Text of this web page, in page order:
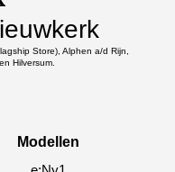
Store), Alphen a/d Rijn,
Hilversum.
Modellen